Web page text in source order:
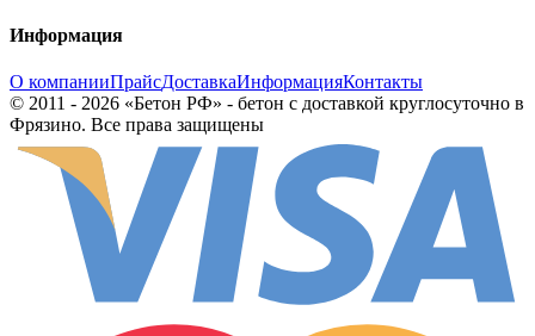
Информация
О компанииПрайсДоставкаИнформацияКонтакты
© 2011 - 2026 «Бетон РФ» - бетон с доставкой круглосуточно в
Фрязино. Все права защищены